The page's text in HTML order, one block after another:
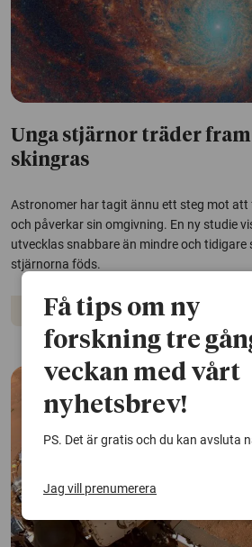
Unga stjärnor träder
skingras
Astronomer har tagit ännu ett steg mot
och påverkar sin omgivning. En ny studie
utvecklas snabbare än mindre och
stjärnorna föds.
Rymden
Få tips om ny
forskning tre
veckan med vårt
nyhetsbrev!
PS. Det är gratis och du kan avsluta
Jag vill prenumerera